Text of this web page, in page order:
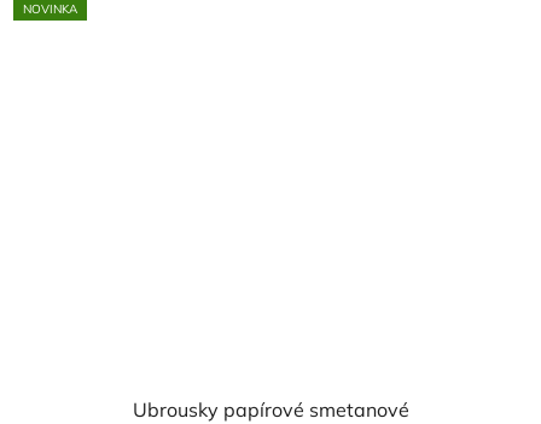
NOVINKA
Ubrousky papírové smetanové